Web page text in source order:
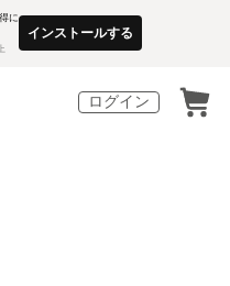
に
インストールする
ログイン